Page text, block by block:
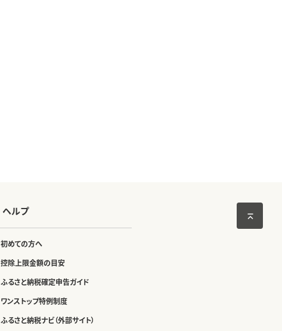
ヘルプ
初めての方へ
控除上限金額の目安
ふるさと納税確定申告ガイド
ワンストップ特例制度
ふるさと納税ナビ（外部サイト）